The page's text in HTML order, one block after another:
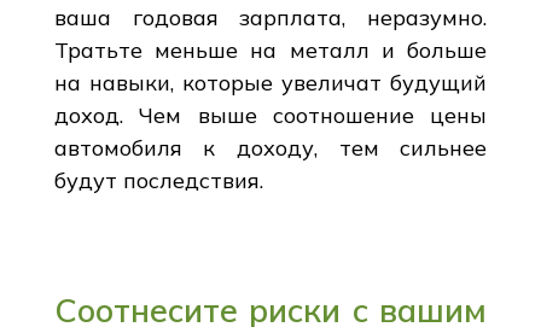
ваша годовая зарплата, неразумно.
Тратьте меньше на металл и больше
на навыки, которые увеличат будущий
доход. Чем выше соотношение цены
автомобиля к доходу, тем сильнее
будут последствия.
Соотнесите риски с вашим